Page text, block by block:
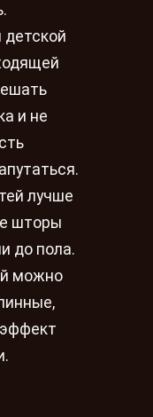
и не
лучше
шторы
до пола.
можно